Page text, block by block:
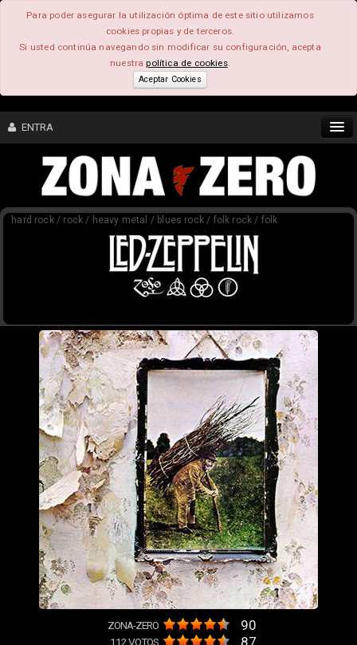
Para poder asegurar la utilización óptima de este sitio utilizamos
cookies propias y de terceros.
Si usted continúa navegando sin modificar su configuración, acepta
nuestrapolítica de cookies.
Aceptar Cookies
ENTRA
CONTENIDO
hard rock / rock / heavy metal / blues rock / folk rock / folk
ZONA-ZERO 90
112VOTOS 87